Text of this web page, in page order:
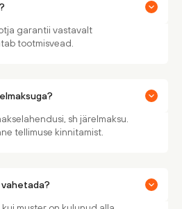
garantii vastavalt
tootmisvead.
sh järelmaksu.
tellimuse kinnitamist.
vahetada?